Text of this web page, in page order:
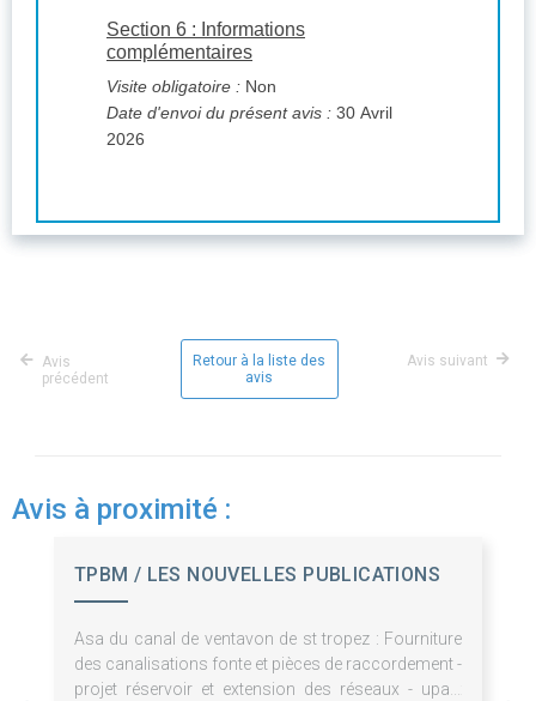
Section 6 : Informations
complémentaires
Visite obligatoire : Non
Date d'envoi du présent avis : 30 Avril
2026
Avis
précédent
Retour à la liste des
avis
Avis suivant
Avis à proximité :
TPBM / LES NOUVELLES PUBLICATIONS
Asa du canal de ventavon de st tropez : Fourniture
des canalisations fonte et pièces de raccordement -
projet réservoir et extension des réseaux - upaix